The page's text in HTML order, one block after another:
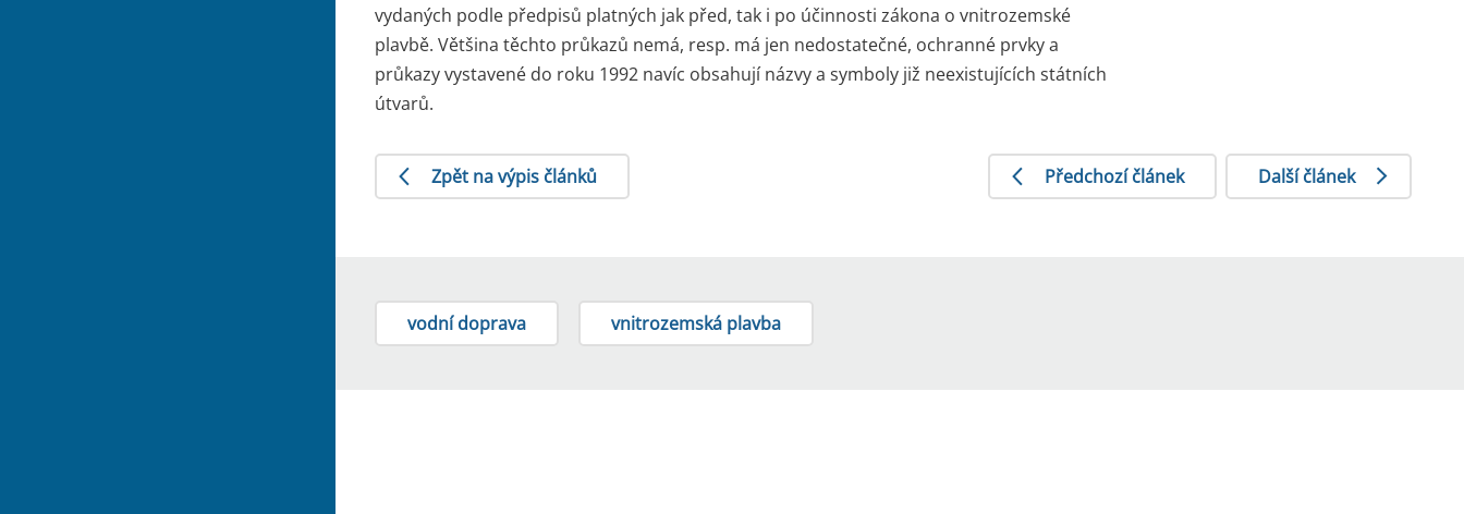
vydaných podle předpisů platných jak před, tak i po účinnosti zákona o vnitrozemské
plavbě. Většina těchto průkazů nemá, resp. má jen nedostatečné, ochranné prvky a
průkazy vystavené do roku 1992 navíc obsahují názvy a symboly již neexistujících státních
útvarů.
Zpět na výpis článků Předchozí článek Další článek
vodní doprava vnitrozemská plavba